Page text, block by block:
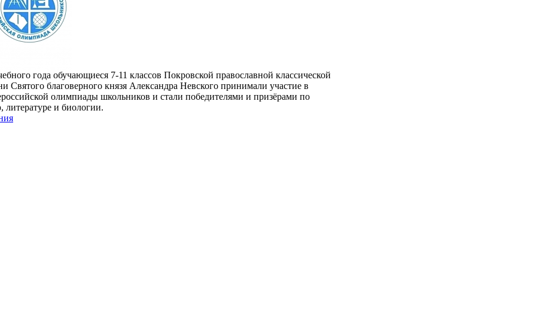
года обучающиеся 7-11 классов Покровской православной классической
Святого благоверного князя Александра Невского принимали участие в
олимпиады школьников и стали победителями и призёрами по
и биологии.